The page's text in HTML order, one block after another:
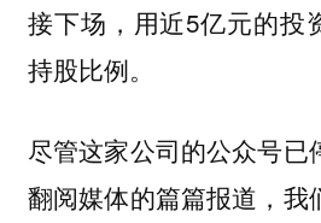
接下场，用近5亿元的投
持股比例。
尽管这家公司的公众号已
翻阅媒体的篇篇报道，我